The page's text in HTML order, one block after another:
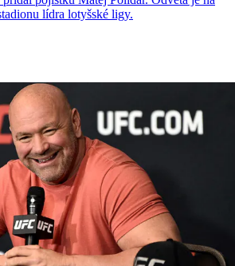
lídra lotyšské ligy.